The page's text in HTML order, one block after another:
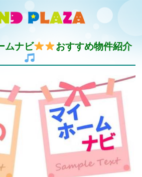
ムナビ おすすめ物件紹介